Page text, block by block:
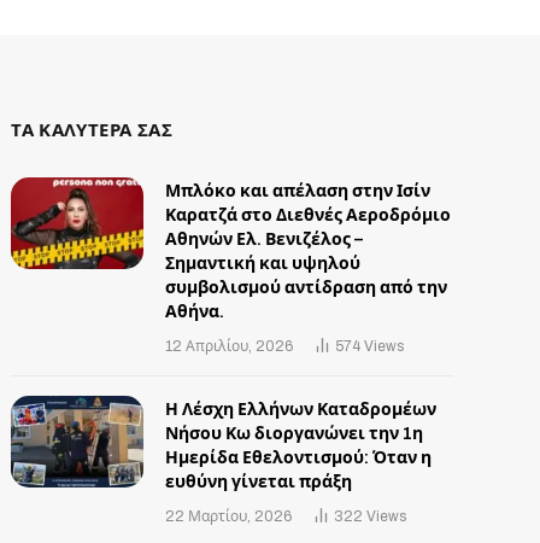
ΤΑ ΚΑΛΥΤΕΡΑ ΣΑΣ
Μπλόκο και απέλαση στην Ισίν
Καρατζά στο Διεθνές Αεροδρόμιο
Αθηνών Ελ. Βενιζέλος –
Σημαντική και υψηλού
συμβολισμού αντίδραση από την
Αθήνα.
12 Απριλίου, 2026 574Views
Η Λέσχη Ελλήνων Καταδρομέων
Νήσου Κω διοργανώνει την 1η
Ημερίδα Εθελοντισμού: Όταν η
ευθύνη γίνεται πράξη
22 Μαρτίου, 2026 322Views